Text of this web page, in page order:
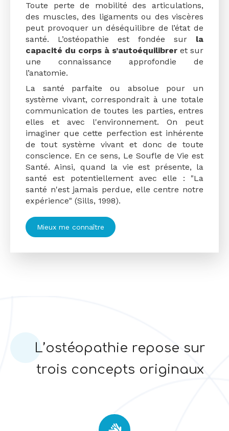
Toute perte de mobilité des articulations,
des muscles, des ligaments ou des viscères
peut provoquer un déséquilibre de l’état de
santé. L’ostéopathie est fondée sur la
capacité du corps à s’autoéquilibrer et sur
une connaissance approfondie de
l’anatomie.
La santé parfaite ou absolue pour un
système vivant, correspondrait à une totale
communication de toutes les parties, entres
elles et avec l'environnement. On peut
imaginer que cette perfection est inhérente
de tout système vivant et donc de toute
conscience. En ce sens, Le Soufle de Vie est
Santé. Ainsi, quand la vie est présente, la
santé est potentiellement avec elle : "La
santé n'est jamais perdue, elle centre notre
expérience" (Sills, 1998).
Mieux me connaître
L’ostéopathie repose sur
trois concepts originaux